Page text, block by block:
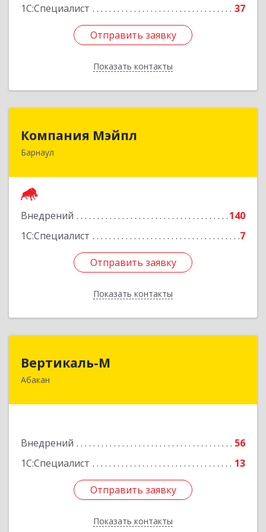
1С:Специалист
37
Отправить заявку
Показать контакты
Отправить заявку
Назад
Компания Мэйпл
Барнаул
Внедрений
140
1С:Специалист
7
Отправить заявку
Показать контакты
Отправить заявку
Назад
Вертикаль-М
Абакан
Внедрений
56
1С:Специалист
13
Отправить заявку
Показать контакты
655017, Хакасия Респ, Абакан г, Чертыгашева
Отправить заявку
Назад